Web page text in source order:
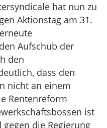
hat nun zu
Aktionstag am 31.
Aufschub der
den
dass den
nicht an einem
Rentenreform
ist
die Regierung